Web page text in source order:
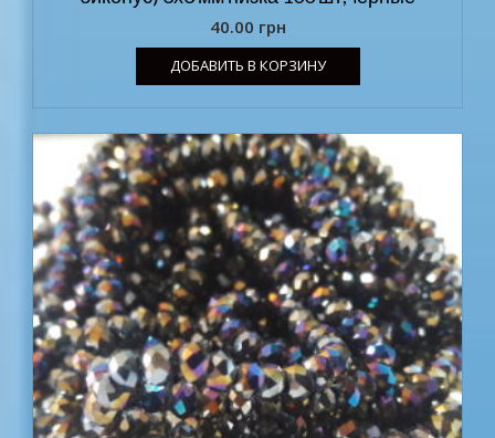
40.00 грн
ДОБАВИТЬ В КОРЗИНУ